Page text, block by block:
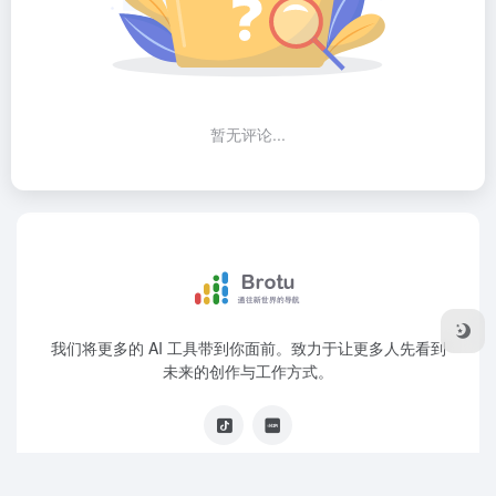
暂无评论...
我们将更多的 AI 工具带到你面前。致力于让更多人先看到
未来的创作与工作方式。